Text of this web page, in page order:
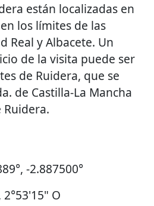
están localizadas en
los límites de las
Real y Albacete. Un
de la visita puede ser
de Ruidera, que se
de Castilla-La Mancha
-2.887500°
2°53'15" O